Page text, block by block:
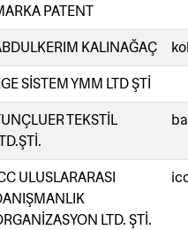
PATENT
KALINAĞAÇ
SİSTEM YMM LTD ŞTİ
TEKSTİL
ULUSLARARASI
LTD. ŞTİ.